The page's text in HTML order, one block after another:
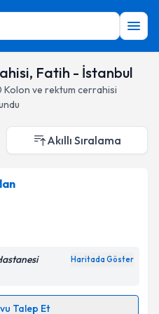
Fatih - İstanbul
Kolon ve rektum cerrahisi
Akıllı Sıralama
Haritada Göster
Talep Et